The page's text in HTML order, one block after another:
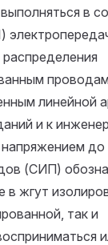
в
линейной
и к
до
(СИП)
в жгут
так и